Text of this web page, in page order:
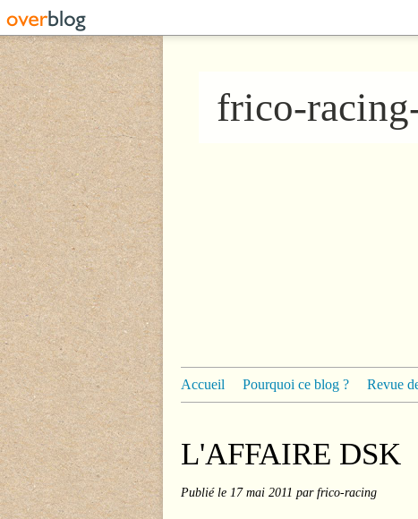
frico-
Accueil Pourquoi ce blog ? Revue
L'AFFAIRE DSK
Publié le 17 mai 2011 par frico-racing